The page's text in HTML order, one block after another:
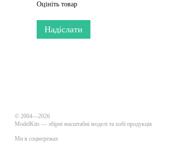
Оцініть товар
Надіслати
© 2004—2026
ModelKits — збірні масштабні моделі та хобі продукція
Ми в соцмережах